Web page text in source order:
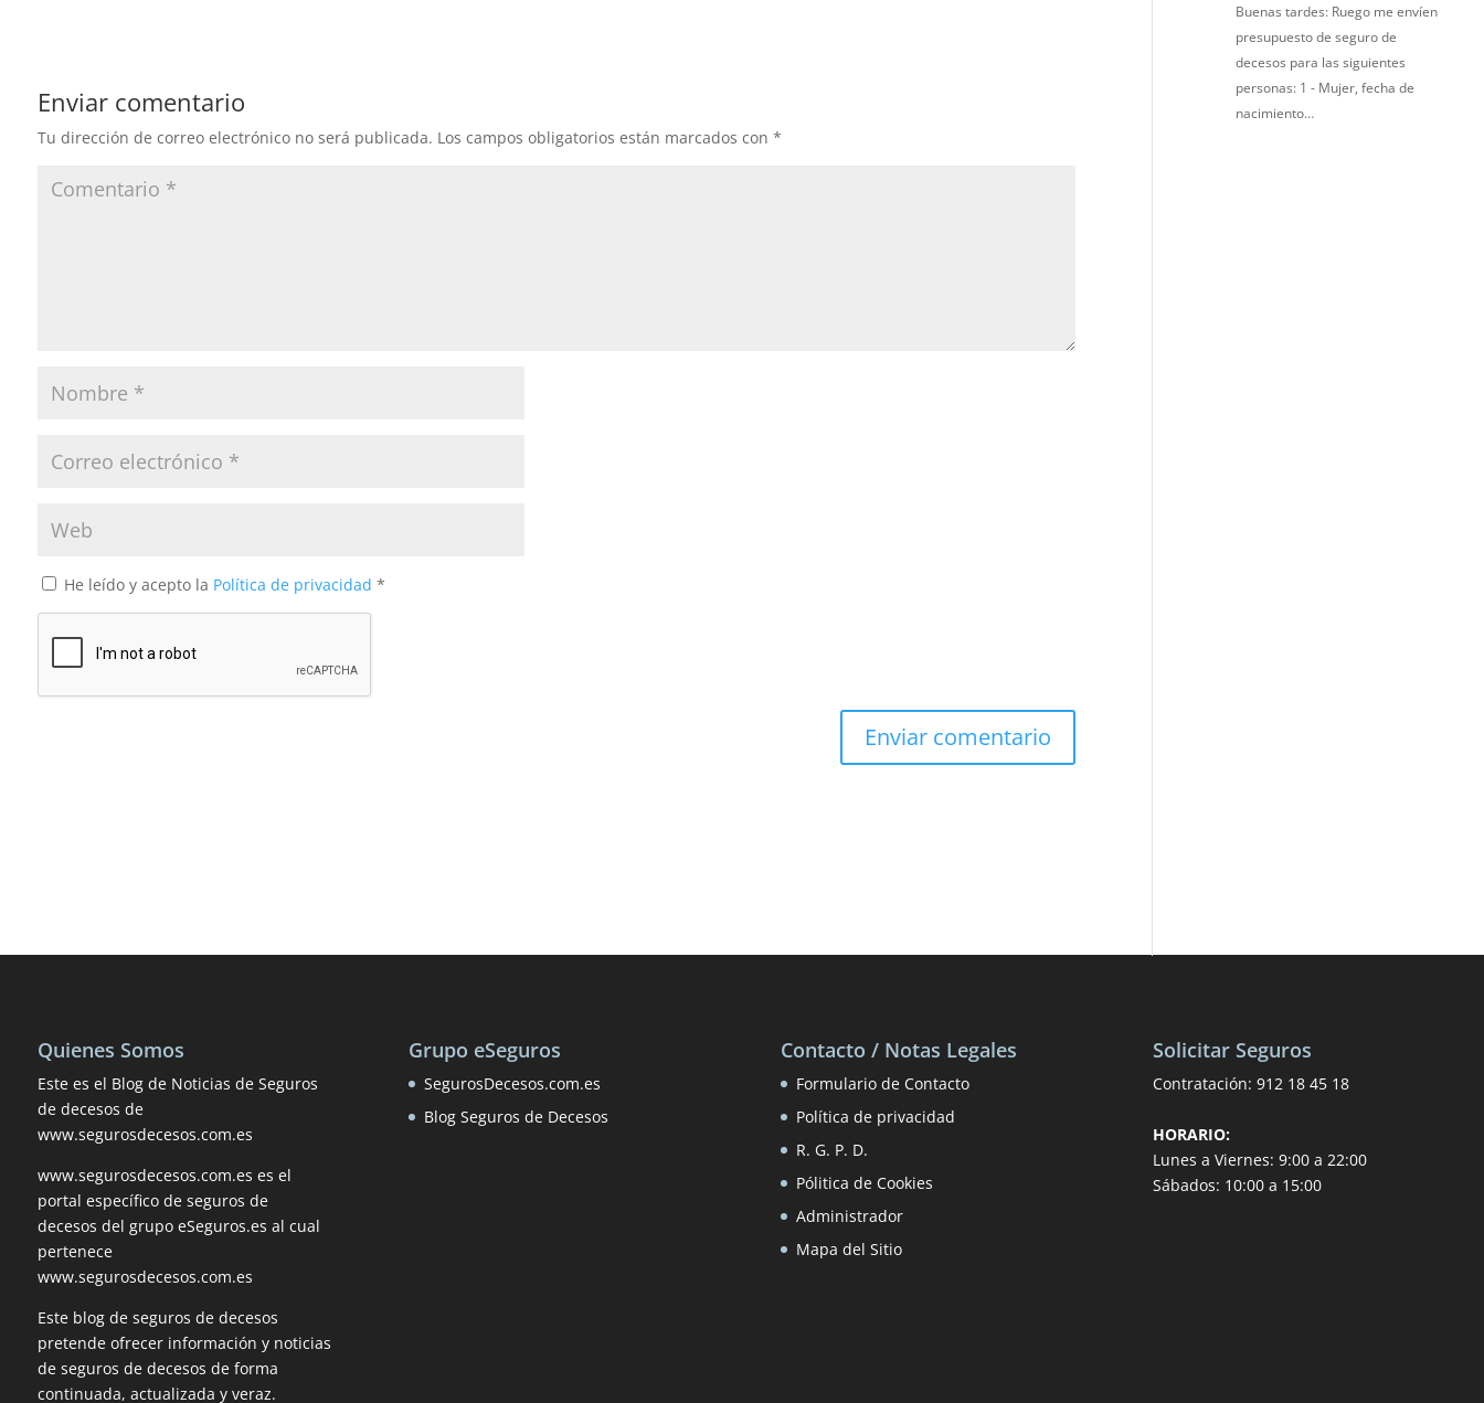
Enviar comentario
Tu dirección de correo electrónico no será publicada. Los campos obligatorios están marcados con *
He leído y acepto la Política de privacidad *
Buenas tardes: Ruego me envíen
presupuesto de seguro de
decesos para las siguientes
personas: 1 - Mujer, fecha de
nacimiento…
Quienes Somos
Este es el Blog de Noticias de Seguros
de decesos de
www.segurosdecesos.com.es
www.segurosdecesos.com.es es el
portal específico de seguros de
decesos del grupo eSeguros.es al cual
pertenece
www.segurosdecesos.com.es
Este blog de seguros de decesos
pretende ofrecer información y noticias
de seguros de decesos de forma
continuada, actualizada y veraz.
Grupo eSeguros
SegurosDecesos.com.es
Blog Seguros de Decesos
Contacto / Notas Legales
Formulario de Contacto
Política de privacidad
R. G. P. D.
Pólitica de Cookies
Administrador
Mapa del Sitio
Solicitar Seguros
Contratación: 912 18 45 18
HORARIO:
Lunes a Viernes: 9:00 a 22:00
Sábados: 10:00 a 15:00